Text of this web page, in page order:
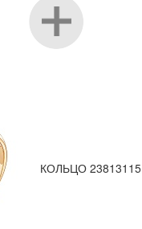
КОЛЬЦО 23813115